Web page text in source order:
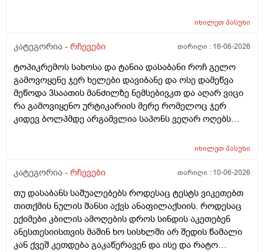
იხილეთპასუხი
კატეგორია - რჩევები თარიღი : 16-06-2026
ტოპიკრემოს სახოსა და ტანია დასაბანი როჩ გელო
გამოვოყენე ჯერ ხელები დავიბანე და ოსე დამეწვა
მეწოდა 3საათის მანძილზე ნემსებივკთ და აღარ ვიცი
რა გამოვიყენო ურტიკარიის მერე რომელოც ჯერ
კიდევ ბოლპმდე არგამვლია საპონს ვეღარ ოღებს
წავიდა არვოცი რავიყიდო როთ დავიბანო.დავიღალე
მაყროს და მექავება..მ ყან საშინლად გამოშრა ხელები
არსად და ვერც წავალ
იხილეთპასუხი
კატეგორია - რჩევები თარიღი : 10-06-2026
თუ დასაბანს საშუალებებს როდესაც ტესტს ვიკეთებთ
თითქმის ნულის შანსი აქვს ანაფილაქსიის. როდესაც
ექიმები კბილის ამოღების დროს სინდის აკეთებენ
ანესთესიისთვის მაშინ ხო სისხლში არ შედის წამალი
კან ქვეშ კეთდება გაკაწერავენ და ისე და რატო